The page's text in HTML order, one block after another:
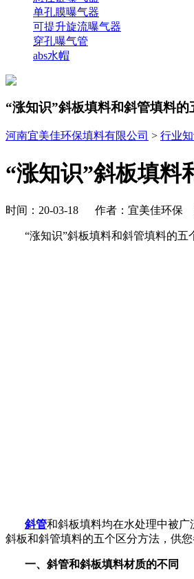
单孔膜曝气器
可提升旋流曝气器
穿孔曝气管
abs水帽
“涨知识”斜板填料和斜管填料的
河南宜美佳环保填料有限公司 > 行业
“涨知识”斜板填料
时间：20-03-18 作者：宜美佳环保
“涨知识”斜板填料和斜管填料的五
斜管和斜板填料均在水处理中被
斜板和斜管填料的五个区分方法，供您
一、斜管和斜板填料材质的不同